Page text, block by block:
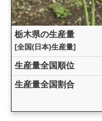
栃木県の生産量
[全国(日本)生産量]
生産量全国順位
生産量全国割合